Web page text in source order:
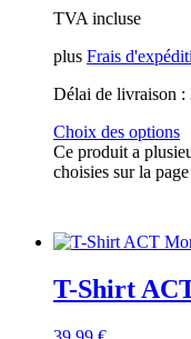
TVA incluse
plus Frais
Délai de livraison :
Choix des options
Ce produit a
choisies sur la
T-Shirt